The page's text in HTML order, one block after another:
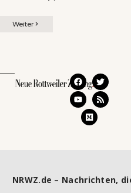
Weiter
NRWZ.de – Nachrichten,